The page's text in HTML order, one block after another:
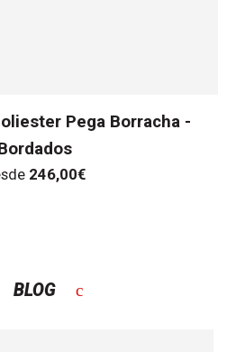
Pega Borracha -
246,00€
BLOG